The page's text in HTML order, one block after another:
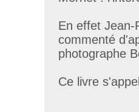
En effet Jean-
commenté
photographe
Ce livre